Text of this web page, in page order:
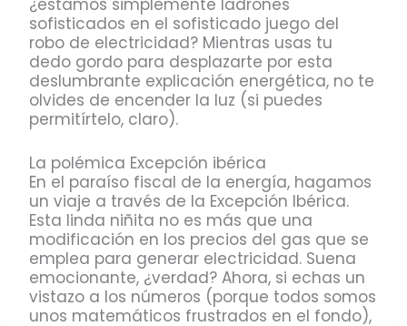
¿estamos simplemente ladrones
sofisticados en el sofisticado juego del
robo de electricidad? Mientras usas tu
dedo gordo para desplazarte por esta
deslumbrante explicación energética, no te
olvides de encender la luz (si puedes
permitírtelo, claro).
La polémica Excepción ibérica
En el paraíso fiscal de la energía, hagamos
un viaje a través de la Excepción Ibérica.
Esta linda niñita no es más que una
modificación en los precios del gas que se
emplea para generar electricidad. Suena
emocionante, ¿verdad? Ahora, si echas un
vistazo a los números (porque todos somos
unos matemáticos frustrados en el fondo),